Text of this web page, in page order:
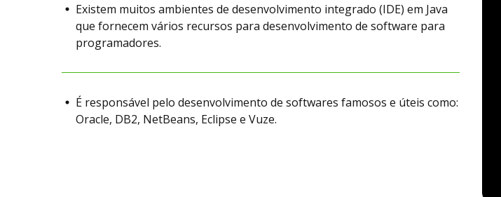
Existem muitos ambientes de desenvolvimento integrado (IDE) em Java
que fornecem vários recursos para desenvolvimento de software para
programadores.
É responsável pelo desenvolvimento de softwares famosos e úteis como:
Oracle, DB2, NetBeans, Eclipse e Vuze.